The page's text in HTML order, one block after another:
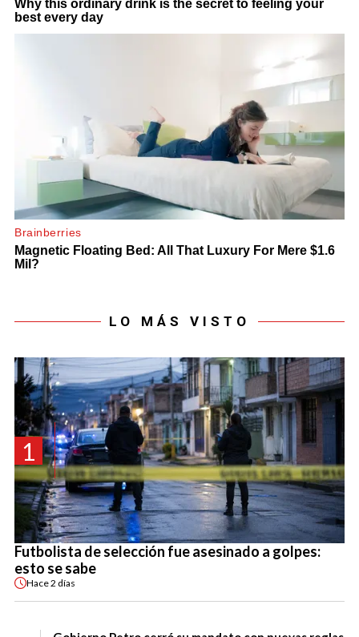
LO MÁS VISTO
1
Futbolista de selección fue asesinado a golpes:
esto se sabe
Hace2 días